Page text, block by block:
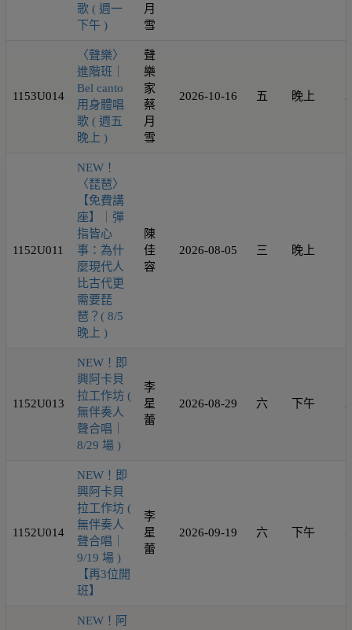
歌 ( 週一
下午 )
月
雪
1153U014
〈聲樂〉
進階班｜
Bel canto
用身體唱
歌 ( 週五
晚上 )
聲
樂
家
蔡
月
雪
2026-10-16 五 晚上
1152U011
NEW！
〈琵琶〉
【免費講
座】｜彈
指皆心
事：為什
麼現代人
比古代更
需要琵
琶？( 8/5
晚上 )
陳
佳
容
2026-08-05 三 晚上
1152U013
NEW！即
興阿卡貝
拉工作坊 (
無伴奏人
聲合唱｜
8/29 場 )
李
星
蕾
2026-08-29 六 下午 2
1152U014
NEW！即
興阿卡貝
拉工作坊 (
無伴奏人
聲合唱｜
9/19 場 )
【再3位開
班】
李
星
蕾
2026-09-19 六 下午 2
NEW！阿